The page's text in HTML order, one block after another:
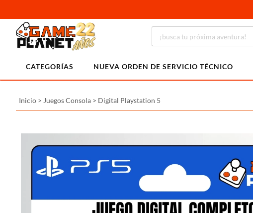
CATEGORÍAS NUEVA ORDEN DE SERVICIO TÉCNICO
Inicio > Juegos Consola > Digital Playstation 5